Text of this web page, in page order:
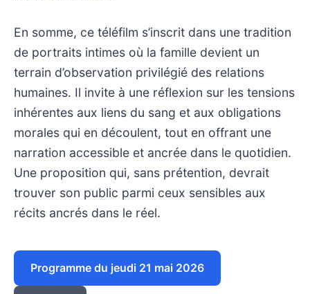
En somme, ce téléfilm s’inscrit dans une tradition
de portraits intimes où la famille devient un
terrain d’observation privilégié des relations
humaines. Il invite à une réflexion sur les tensions
inhérentes aux liens du sang et aux obligations
morales qui en découlent, tout en offrant une
narration accessible et ancrée dans le quotidien.
Une proposition qui, sans prétention, devrait
trouver son public parmi ceux sensibles aux
récits ancrés dans le réel.
Programme du jeudi 21 mai 2026